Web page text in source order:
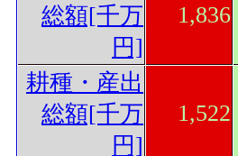
総額[千万
円]
1,836
耕種・産出
総額[千万
円]
1,522